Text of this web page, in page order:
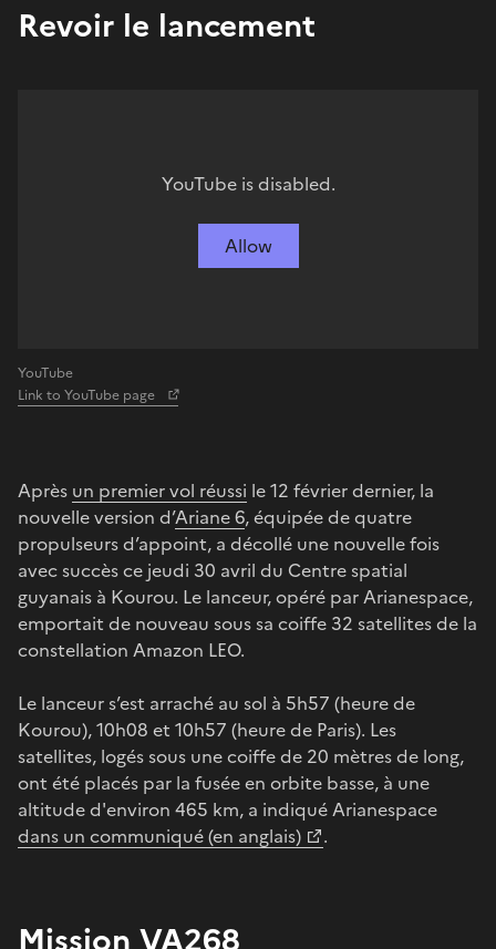
Revoir le lancement
YouTube is disabled.
Allow
YouTube
Link to YouTube page
Après un premier vol réussi le 12 février dernier, la
nouvelle version d’Ariane 6, équipée de quatre
propulseurs d’appoint, a décollé une nouvelle fois
avec succès ce jeudi 30 avril du Centre spatial
guyanais à Kourou. Le lanceur, opéré par Arianespace,
emportait de nouveau sous sa coiffe 32 satellites de la
constellation Amazon LEO.
Le lanceur s’est arraché au sol à 5h57 (heure de
Kourou), 10h08 et 10h57 (heure de Paris). Les
satellites, logés sous une coiffe de 20 mètres de long,
ont été placés par la fusée en orbite basse, à une
altitude d'environ 465 km, a indiqué Arianespace
dans un communiqué (en anglais)
.
Mission VA268